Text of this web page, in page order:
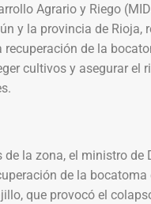
Agrario y Riego
y la provincia de Rioja,
de la
cultivos y asegurar el
la zona, el ministro de
de la
que provocó el